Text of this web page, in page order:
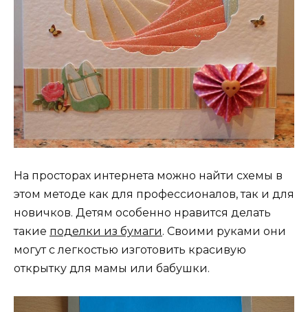
На просторах интернета можно найти схемы в
этом методе как для профессионалов, так и для
новичков. Детям особенно нравится делать
такие поделки из бумаги. Своими руками они
могут с легкостью изготовить красивую
открытку для мамы или бабушки.